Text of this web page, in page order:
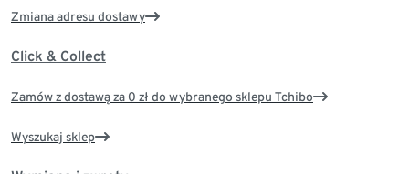
Zmiana adresu dostawy
Click & Collect
Zamów z dostawą za 0 zł do wybranego sklepu Tchibo
Wyszukaj sklep